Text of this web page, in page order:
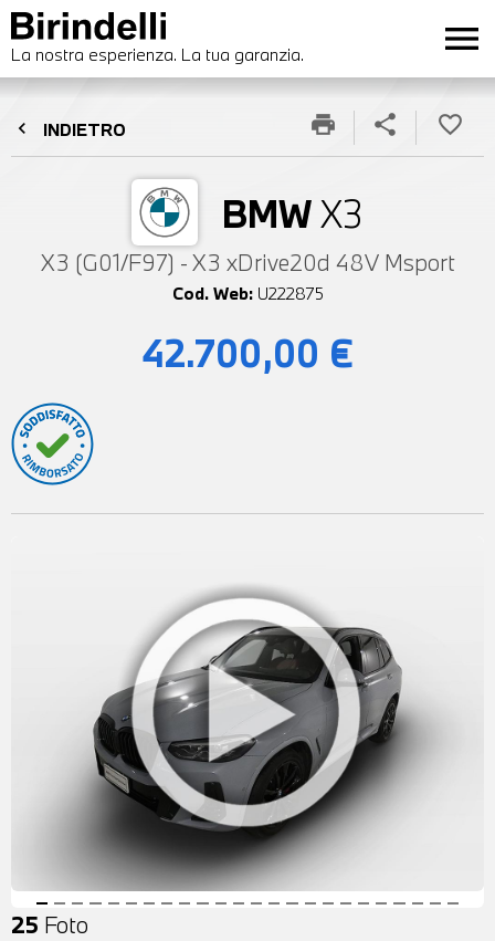
La nostra esperienza. La tua garanzia. menu
chevron_left INDIETRO
BMWX3
X3 (G01/F97) - X3 xDrive20d 48V Msport
Cod. Web: U222875
print share favorite_border
42.700,00 €
25 Foto